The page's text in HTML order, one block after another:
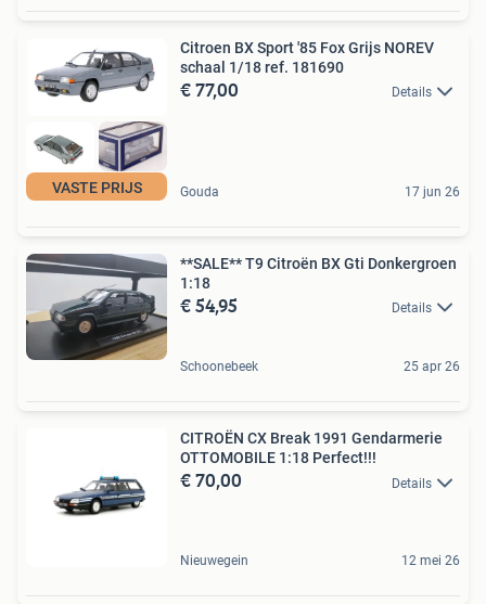
VASTE PRIJS
Citroen BX Sport '85 Fox Grijs NOREV
schaal 1/18 ref. 181690
€ 77,00 Details
Gouda 17 jun 26
**SALE** T9 Citroën BX Gti Donkergroen
1:18
€ 54,95 Details
Schoonebeek 25 apr 26
CITROËN CX Break 1991 Gendarmerie
OTTOMOBILE 1:18 Perfect!!!
€ 70,00 Details
Nieuwegein 12 mei 26